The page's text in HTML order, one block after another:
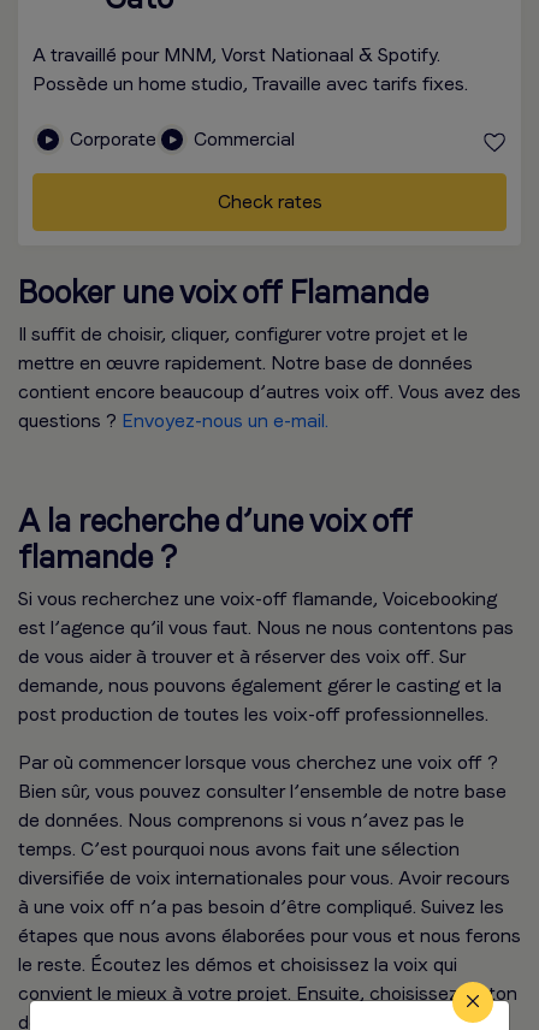
A travaillé pour MNM, Vorst Nationaal & Spotify.
Possède un home studio, Travaille avec tarifs fixes.
Corporate Commercial
Check rates
Booker une voix off Flamande
Il suffit de choisir, cliquer, configurer votre projet et le
mettre en œuvre rapidement. Notre base de données
contient encore beaucoup d’autres voix off. Vous avez des
questions ? Envoyez-nous un e-mail.
A la recherche d’une voix off
flamande ?
Si vous recherchez une voix-off flamande, Voicebooking
est l’agence qu’il vous faut. Nous ne nous contentons pas
de vous aider à trouver et à réserver des voix off. Sur
demande, nous pouvons également gérer le casting et la
post production de toutes les voix-off professionnelles.
Par où commencer lorsque vous cherchez une voix off ?
Bien sûr, vous pouvez consulter l’ensemble de notre base
de données. Nous comprenons si vous n’avez pas le
temps. C’est pourquoi nous avons fait une sélection
diversifiée de voix internationales pour vous. Avoir recours
à une voix off n’a pas besoin d’être compliqué. Suivez les
étapes que nous avons élaborées pour vous et nous ferons
le reste. Écoutez les démos et choisissez la voix qui
convient le mieux à votre projet. Ensuite, choisissez un ton
de voix, ajoutez votre script et donnez vos instructions